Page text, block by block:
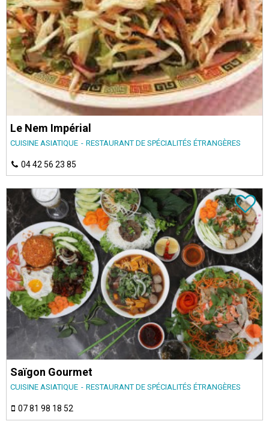
Le Nem Impérial
CUISINE ASIATIQUE RESTAURANT DE SPÉCIALITÉS ÉTRANGÈRES
04 42 56 23 85
Saïgon Gourmet
CUISINE ASIATIQUE RESTAURANT DE SPÉCIALITÉS ÉTRANGÈRES
07 81 98 18 52